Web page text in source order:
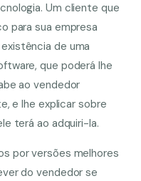
Um cliente que
para sua empresa
de uma
que poderá lhe
ao vendedor
e lhe explicar sobre
terá ao adquiri-la.
por versões melhores
do vendedor se